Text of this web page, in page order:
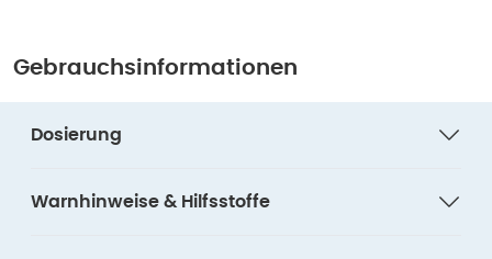
Gebrauchsinformationen
Dosierung
Warnhinweise & Hilfsstoffe